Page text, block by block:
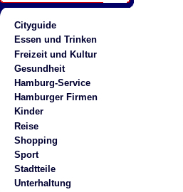
Cityguide
Essen und Trinken
Freizeit und Kultur
Gesundheit
Hamburg-Service
Hamburger Firmen
Kinder
Reise
Shopping
Sport
Stadtteile
Unterhaltung